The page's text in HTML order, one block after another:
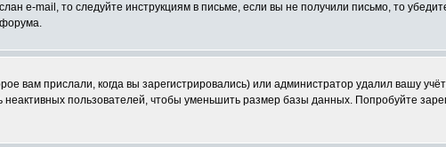
e-mail, то следуйте инструкциям в письме, если вы не получили письмо, то
вам прислали, когда вы зарегистрировались) или администратор удалил вашу
пользователей, чтобы уменьшить размер базы данных. Попробуйте